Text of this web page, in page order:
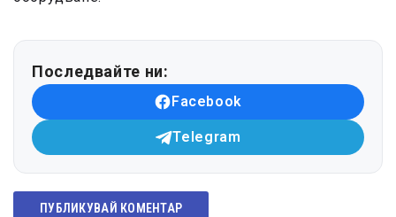
Последвайте ни:
Facebook
Telegram
ПУБЛИКУВАЙ КОМЕНТАР